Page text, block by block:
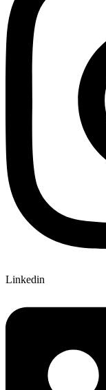
Linkedin